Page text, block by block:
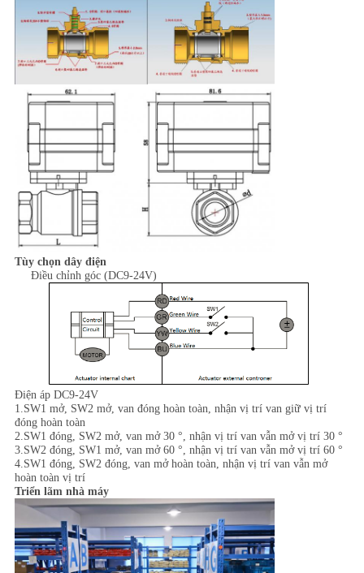
Tùy chọn dây điện
Điều chỉnh góc (DC9-24V)
Điện áp DC9-24V
1.SW1 mở, SW2 mở, van đóng hoàn toàn, nhận vị trí van giữ vị trí
đóng hoàn toàn
2.SW1 đóng, SW2 mở, van mở 30 °, nhận vị trí van vẫn mở vị trí 30 °
3.SW2 đóng, SW1 mở, van mở 60 °, nhận vị trí van vẫn mở vị trí 60 °
4.SW1 đóng, SW2 đóng, van mở hoàn toàn, nhận vị trí van vẫn mở
hoàn toàn vị trí
Triển lãm nhà máy